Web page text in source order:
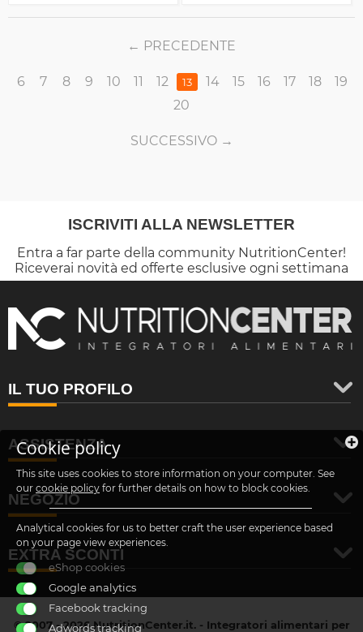
PRECEDENTE
6 7 8 9 10 11 12 13 14 15 16 17 18
19
20
SUCCESSIVO
ISCRIVITI ALLA NEWSLETTER
Entra a far parte della community NutritionCenter!
Riceverai novità ed offerte esclusive ogni settimana
IL TUO PROFILO
ASSISTENZA
NEGOZIO
EXTRA SCONTI
© 2007 - 2026 NutritionCenter.it. - Integratori alimentari per
Cookie policy
This site uses cookies to store information on your computer. See
our cookie policy for further details on how to block cookies.
Analytical cookies for us to better craft the user experience based
on your page view experiences.
eShop cookies
Google analytics
Facebook tracking
Adwords tracking